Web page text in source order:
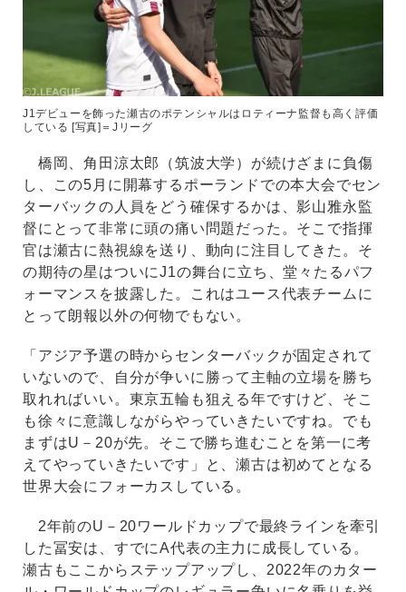
J1デビューを飾った瀬古のポテンシャルはロティーナ監督も高く評価
している [写真]＝Jリーグ
橋岡、角田涼太郎（筑波大学）が続けざまに負傷
し、この5月に開幕するポーランドでの本大会でセン
ターバックの人員をどう確保するかは、影山雅永監
督にとって非常に頭の痛い問題だった。そこで指揮
官は瀬古に熱視線を送り、動向に注目してきた。そ
の期待の星はついにJ1の舞台に立ち、堂々たるパフ
ォーマンスを披露した。これはユース代表チームに
とって朗報以外の何物でもない。
「アジア予選の時からセンターバックが固定されて
いないので、自分が争いに勝って主軸の立場を勝ち
取れればいい。東京五輪も狙える年ですけど、そこ
も徐々に意識しながらやっていきたいですね。でも
まずはU－20が先。そこで勝ち進むことを第一に考
えてやっていきたいです」と、瀬古は初めてとなる
世界大会にフォーカスしている。
2年前のU－20ワールドカップで最終ラインを牽引
した冨安は、すでにA代表の主力に成長している。
瀬古もここからステップアップし、2022年のカター